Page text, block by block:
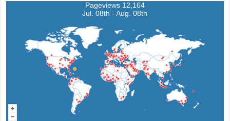
12,164 Pageviews
Jul. 08th - Aug. 08th